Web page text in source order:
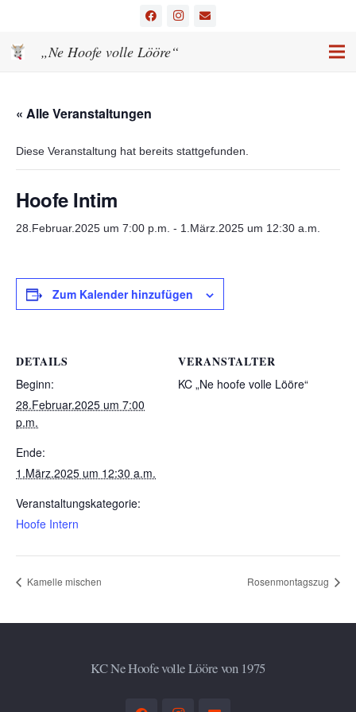
„Ne Hoofe volle Lööre“
« Alle Veranstaltungen
Diese Veranstaltung hat bereits stattgefunden.
Hoofe Intim
28.Februar.2025 um 7:00 p.m. - 1.März.2025 um 12:30 a.m.
Zum Kalender hinzufügen
DETAILS
Beginn:
28.Februar.2025 um 7:00
p.m.
Ende:
1.März.2025 um 12:30 a.m.
Veranstaltungskategorie:
Hoofe Intern
VERANSTALTER
KC „Ne hoofe volle Lööre“
Kamelle mischen Rosenmontagszug
KC Ne Hoofe volle Lööre von 1975